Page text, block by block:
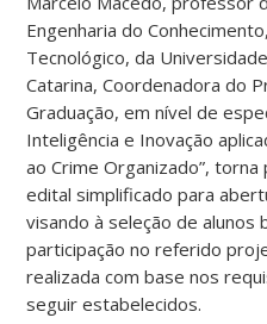
Engenharia do
Tecnológico, da
Catarina, Coordenadora do
Graduação, em nível de
Inteligência e Inovação
ao Crime Organizado”,
edital simplificado para
visando à seleção de alunos
participação no referido
realizada com base nos
seguir estabelecidos.